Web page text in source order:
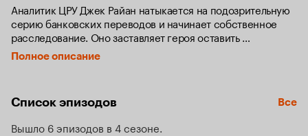
Аналитик ЦРУ Джек Райан натыкается на подозрительную
серию банковских переводов и начинает собственное
расследование. Оно заставляет героя оставить
безопасную офисную работу и включиться в смертельную
игру кошки-мышки по всей Европе и на Ближнем Востоке
Полное описание
Список эпизодов Все
Вышло 6 эпизодов в 4 сезоне